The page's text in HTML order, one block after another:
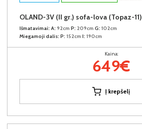
OLAND-3V (II gr.) sofa-lova (Topaz-11)
Išmatavimai: A: 92cm P: 209cm G: 102cm
Miegamoji dalis: P: 152cm I: 190cm
Kaina:
649€
Į krepšelį